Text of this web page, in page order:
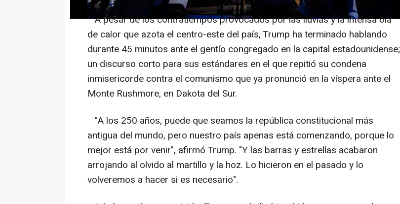
A pesar de los contratiempos provocados por las lluvias y la intensa ola
de calor que azota el centro-este del país, Trump ha terminado hablando
durante 45 minutos ante el gentío congregado en la capital estadounidense;
un discurso corto para sus estándares en el que repitió su condena
inmisericorde contra el comunismo que ya pronunció en la víspera ante el
Monte Rushmore, en Dakota del Sur.
"A los 250 años, puede que seamos la república constitucional más
antigua del mundo, pero nuestro país apenas está comenzando, porque lo
mejor está por venir", afirmó Trump. "Y las barras y estrellas acabaron
arrojando al olvido al martillo y la hoz. Lo hicieron en el pasado y lo
volveremos a hacer si es necesario".